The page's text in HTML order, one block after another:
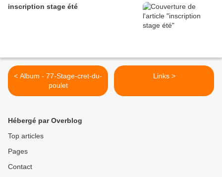
inscription stage été
< Album - 77-Stage-cret-du-
poulet
Links >
Hébergé par Overblog
Top articles
Pages
Contact